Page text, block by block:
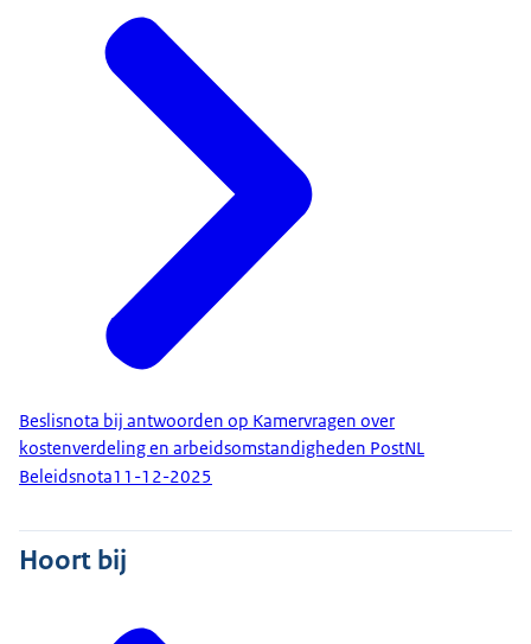
Beslisnota bij antwoorden op Kamervragen over
kostenverdeling en arbeidsomstandigheden PostNL
Beleidsnota11-12-2025
Hoort bij